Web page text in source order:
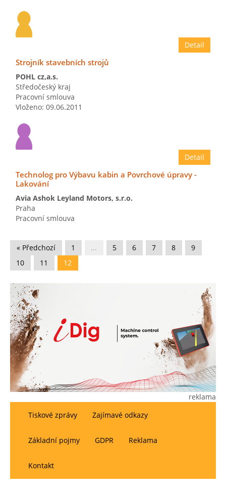
Detail
Strojník stavebních strojů
POHL cz,a.s.
Středočeský kraj
Pracovní smlouva
Vloženo: 09.06.2011
Detail
Technolog pro Výbavu kabin a Povrchové úpravy -
Lakování
Avia Ashok Leyland Motors, s.r.o.
Praha
Pracovní smlouva
« Předchozí
1 ... 5 6 7 8
9
10
11 12
reklama
Tiskové zprávy
Zajímavé odkazy
Základní pojmy GDPR Reklama
Kontakt